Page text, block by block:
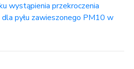
wystąpienia przekroczenia
pyłu zawieszonego PM10 w